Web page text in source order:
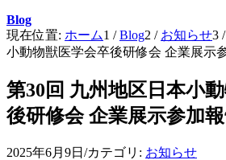
Blog
現在位置: ホーム1 / Blog2 / お知らせ3 /
小動物獣医学会卒後研修会 企業展示
第30回 九州地区日本小
後研修会 企業展示参加
2025年6月9日 /カテゴリ: お知らせ